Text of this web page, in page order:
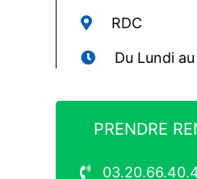
RDC
Du Lundi
PRENDRE